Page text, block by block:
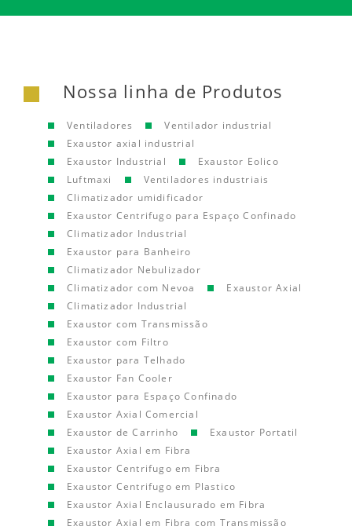
Nossa linha de Produtos
Ventiladores
Ventilador industrial
Exaustor axial industrial
Exaustor Industrial
Exaustor Eolico
Luftmaxi
Ventiladores industriais
Climatizador umidificador
Exaustor Centrifugo para Espaço Confinado
Climatizador Industrial
Exaustor para Banheiro
Climatizador Nebulizador
Climatizador com Nevoa
Exaustor Axial
Climatizador Industrial
Exaustor com Transmissão
Exaustor com Filtro
Exaustor para Telhado
Exaustor Fan Cooler
Exaustor para Espaço Confinado
Exaustor Axial Comercial
Exaustor de Carrinho
Exaustor Portatil
Exaustor Axial em Fibra
Exaustor Centrifugo em Fibra
Exaustor Centrifugo em Plastico
Exaustor Axial Enclausurado em Fibra
Exaustor Axial em Fibra com Transmissão